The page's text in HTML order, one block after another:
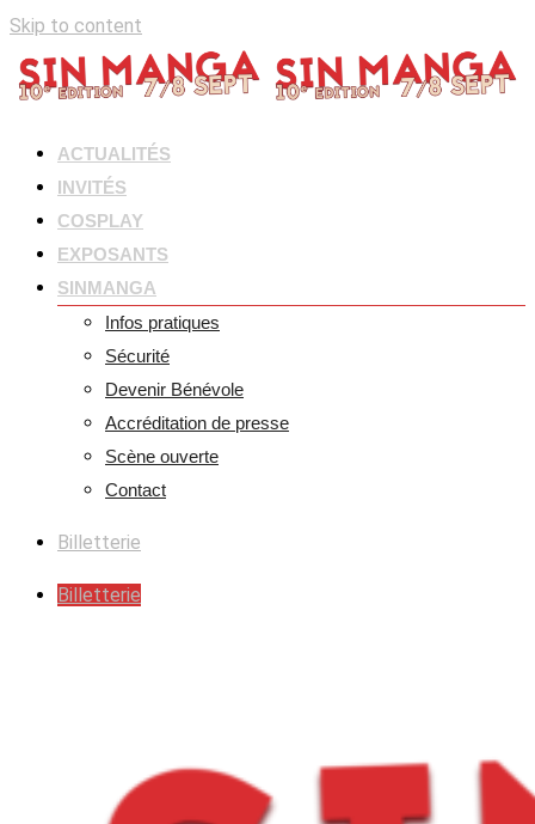
Skip to content
ACTUALITÉS
INVITÉS
COSPLAY
EXPOSANTS
SINMANGA
Infos pratiques
Sécurité
Devenir Bénévole
Accréditation de presse
Scène ouverte
Contact
Billetterie
Billetterie